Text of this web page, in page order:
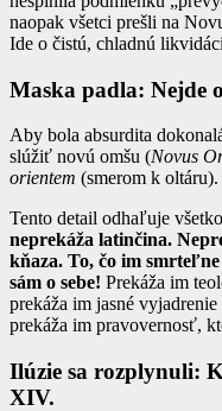
naopak všetci prešli na
Ide o čistú, chladnú
Maska padla: Nejde
Aby bola absurdita
slúžiť novú omšu (Novus
orientem (smerom k oltáru).
Tento detail odhaľuje
neprekáža latinčina.
kňaza. To, čo im
sám o sebe! Prekáža im
prekáža im jasné
prekáža im pravovernosť,
Ilúzie sa rozplynuli:
XIV.